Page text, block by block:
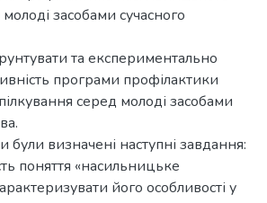
засобами сучасного
та експериментально
програми профілактики
серед молоді засобами
були визначені наступні завдання:
поняття «насильницьке
його особливості у